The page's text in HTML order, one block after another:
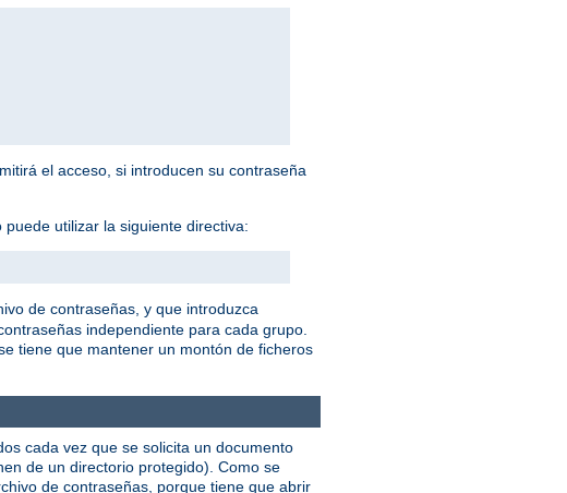
el acceso, si introducen su contraseña
utilizar la siguiente directiva:
de contraseñas, y que introduzca
independiente para cada grupo.
tiene que mantener un montón de ficheros
cada vez que se solicita un documento
de un directorio protegido). Como se
de contraseñas, porque tiene que abrir